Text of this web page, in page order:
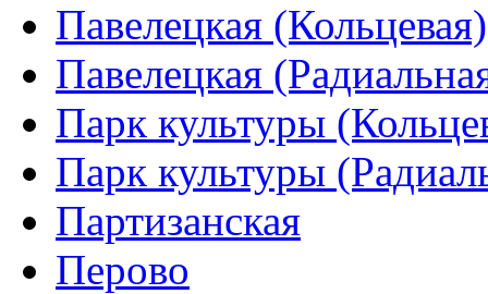
Павелецкая (Кольцевая)
Павелецкая
Парк культуры
Парк культуры
Партизанская
Перово